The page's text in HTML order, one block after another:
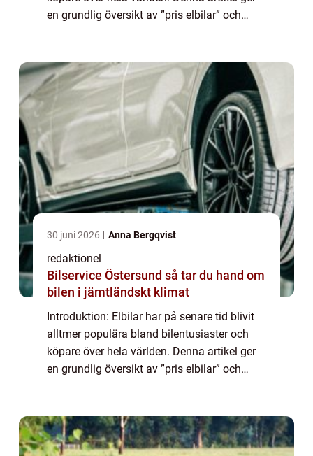
en grundlig översikt av ”pris elbilar” och
30 juni 2026 Anna Bergqvist
redaktionel
Bilservice Östersund så tar du hand om
bilen i jämtländskt klimat
Introduktion: Elbilar har på senare tid blivit
alltmer populära bland bilentusiaster och
köpare över hela världen. Denna artikel ger
en grundlig översikt av ”pris elbilar” och